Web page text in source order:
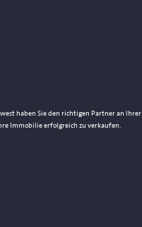
haben Sie den richtigen Partner an Ihrer
Immobilie erfolgreich zu verkaufen.